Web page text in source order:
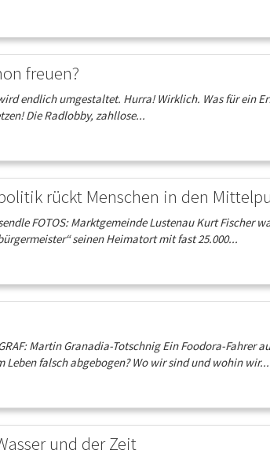
freuen?
endlich umgestaltet. Hurra! Wirklich. Was für ein
Die Radlobby, zahllose...
rückt Menschen in den
FOTOS: Marktgemeinde Lustenau Kurt Fischer
seinen Heimatort mit fast 25.000...
Martin Granadia-Totschnig Ein Foodora-Fahrer
Leben falsch abgebogen? Wo wir sind und wohin wir...
und der Zeit